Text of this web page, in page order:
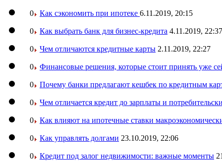
0 Как сэкономить при ипотеке 6.11.2019, 20:15
0 Как выбрать банк для бизнес-кредита 4.11.2019, 22:37
0 Чем отличаются кредитные карты 2.11.2019, 22:27
0 Финансовые решения, которые стоит принять уже
0 Почему банки предлагают кешбек по кредитным
0 Чем отличается кредит до зарплаты и
0 Как влияют на ипотечные ставки
0 Как управлять долгами 23.10.2019, 22:06
0 Кредит под залог недвижимости: важные моменты